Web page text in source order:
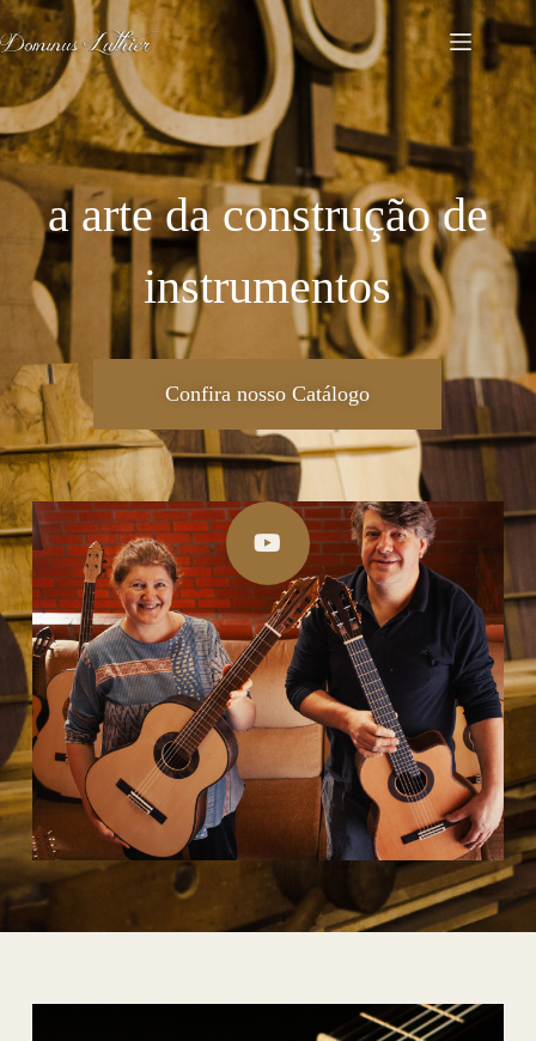
a arte da construção de
instrumentos
Confira nosso Catálogo